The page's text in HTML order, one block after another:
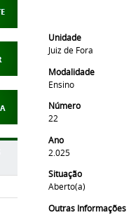
Unidade
Juiz de Fora
Modalidade
Ensino
Número
22
Ano
2.025
Situação
Aberto(a)
Outras Informações